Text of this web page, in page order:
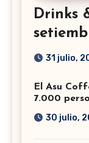
Drinks
31 julio,
El Asu
7.000
30 julio,